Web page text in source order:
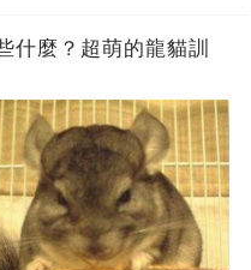
什麼？超萌的龍貓訓